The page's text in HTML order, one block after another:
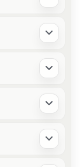
Déplier
Déplier
Déplier
Déplier
Déplier